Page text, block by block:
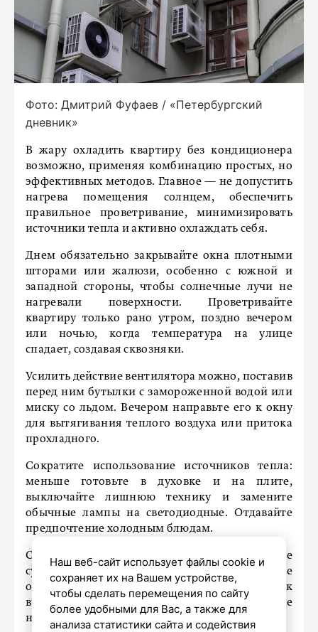
Фото: Дмитрий Фуфаев / «Петербургский
дневник»
В жару охладить квартиру без кондиционера
возможно, применяя комбинацию простых, но
эффективных методов. Главное — не допустить
нагрева помещения солнцем, обеспечить
правильное проветривание, минимизировать
источники тепла и активно охлаждать себя.
Днем обязательно закрывайте окна плотными
шторами или жалюзи, особенно с южной и
западной стороны, чтобы солнечные лучи не
нагревали поверхности. Проветривайте
квартиру только рано утром, поздно вечером
или ночью, когда температура на улице
спадает, создавая сквозняки.
Усилить действие вентилятора можно, поставив
перед ним бутылки с замороженной водой или
миску со льдом. Вечером направьте его к окну
для вытягивания теплого воздуха или притока
прохладного.
Сократите использование источников тепла:
меньше готовьте в духовке и на плите,
выключайте лишнюю технику и замените
обычные лампы на светодиодные. Отдавайте
предпочтение холодным блюдам.
Снизьте влажность в помещении: избегайте
сушки белья в комнатах и не оставляйте
открытой ванную после горячего душа, так как
высокая влажность делает жару еще более
невыносимой.
Наш веб-сайт использует файлы cookie и
сохраняет их на Вашем устройстве,
чтобы сделать перемещения по сайту
более удобными для Вас, а также для
анализа статистики сайта и содействия